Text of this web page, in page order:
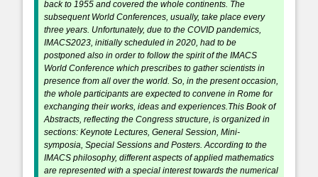
back to 1955 and covered the whole continents. The
subsequent World Conferences, usually, take place every
three years. Unfortunately, due to the COVID pandemics,
IMACS2023, initially scheduled in 2020, had to be
postponed also in order to follow the spirit of the IMACS
World Conference which prescribes to gather scientists in
presence from all over the world. So, in the present occasion,
the whole participants are expected to convene in Rome for
exchanging their works, ideas and experiences.This Book of
Abstracts, reflecting the Congress structure, is organized in
sections: Keynote Lectures, General Session, Mini-
symposia, Special Sessions and Posters. According to the
IMACS philosophy, different aspects of applied mathematics
are represented with a special interest towards the numerical